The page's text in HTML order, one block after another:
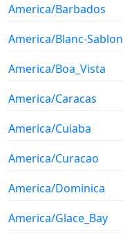
America/Barbados
America/Blanc-Sablon
America/Boa_Vista
America/Caracas
America/Cuiaba
America/Curacao
America/Dominica
America/Glace_Bay